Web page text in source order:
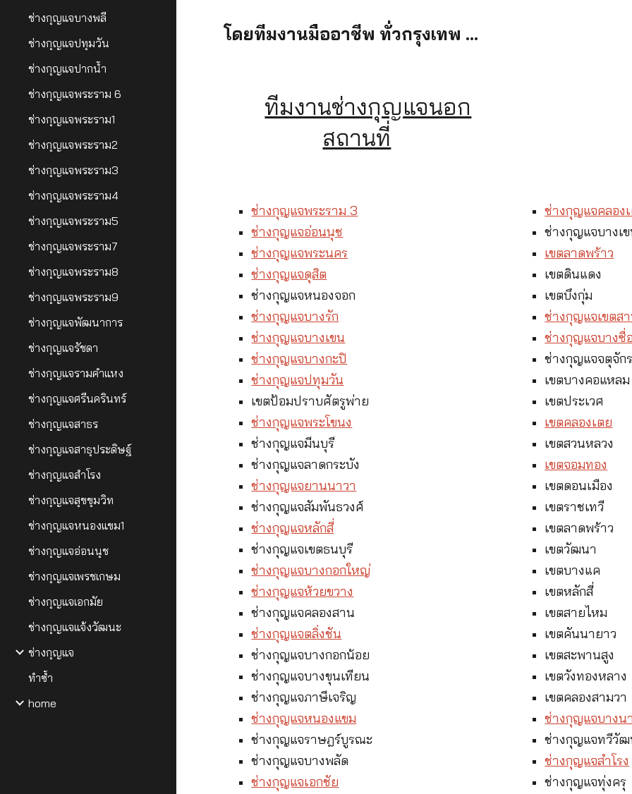
ช่างกุญแจบางพลี
ช่างกุญแจปทุมวัน
ช่างกุญแจปากน้ำ
ช่างกุญแจพระราม 6
ช่างกุญแจพระราม1
ช่างกุญแจพระราม2
ช่างกุญแจพระราม3
ช่างกุญแจพระราม4
ช่างกุญแจพระราม5
ช่างกุญแจพระราม7
ช่างกุญแจพระราม8
ช่างกุญแจพระราม9
ช่างกุญแจพัฒนาการ
ช่างกุญแจรัชดา
ช่างกุญแจรามคำแหง
ช่างกุญแจศรีนครินทร์
ช่างกุญแจสาธร
ช่างกุญแจสาธุประดิษฐ์
ช่างกุญแจสำโรง
ช่างกุญแจสุขขุมวิท
ช่างกุญแจหนองแขม1
ช่างกุญแจอ่อนนุช
ช่างกุญแจเพรชเกษม
ช่างกุญแจเอกมัย
ช่างกุญแจแจ้งวัฒนะ
ช่างกุญแจ
ทำซ้ำ
home
โดยทีมงานมืออาชีพ ทั่วกรุงเทพ ...
ทีมงานช่างกุญแจนอก
สถานที่
ช่างกุญแจพระราม 3
ช่างกุญแจอ่อนนุช
ช่างกุญแจพระนคร
ช่างกุญแจดุสิต
ช่างกุญแจหนองจอก
ช่างกุญแจบางรัก
ช่างกุญแจบางเขน
ช่างกุญแจบางกะปิ
ช่างกุญแจปทุมวัน
เขตป้อมปราบศัตรูพ่าย
ช่างกุญแจพระโขนง
ช่างกุญแจมีนบุรี
ช่างกุญแจลาดกระบัง
ช่างกุญแจยานนาวา
ช่างกุญแจสัมพันธวงศ์
ช่างกุญแจหลักสี่
ช่างกุญแจเขตธนบุรี
ช่างกุญแจบางกอกใหญ่
ช่างกุญแจห้วยขวาง
ช่างกุญแจคลองสาน
ช่างกุญแจตลิ่งชัน
ช่างกุญแจบางกอกน้อย
ช่างกุญแจบางขุนเทียน
ช่างกุญแจภาษีเจริญ
ช่างกุญแจหนองแขม
ช่างกุญแจราษฎร์บูรณะ
ช่างกุญแจบางพลัด
ช่างกุญแจเอกชัย
ช่างกุญแจคลอง
ช่างกุญแจบางเ
เขตลาดพร้าว
เขตดินแดง
เขตบึงกุ่ม
ช่างกุญแจเขตส
ช่างกุญแจบางซื่
ช่างกุญแจจตุจัก
เขตบางคอแหลม
เขตประเวศ
เขตคลองเตย
เขตสวนหลวง
เขตจอมทอง
เขตดอนเมือง
เขตราชเทวี
เขตลาดพร้าว
เขตวัฒนา
เขตบางแค
เขตหลักสี่
เขตสายไหม
เขตคันนายาว
เขตสะพานสูง
เขตวังทองหลาง
เขตคลองสามวา
ช่างกุญแจบางน
ช่างกุญแจทวีวั
ช่างกุญแจสำโรง
ช่างกุญแจทุ่งครุ